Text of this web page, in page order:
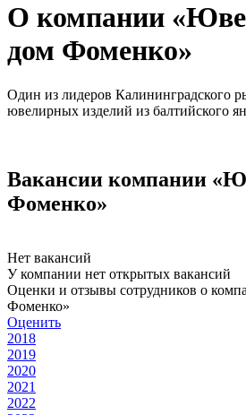
О компании
дом Фоменко»
Один из лидеров Калининградского
ювелирных изделий из балтийского
Вакансии компании
Фоменко»
Нет вакансий
У компании нет открытых вакансий
Оценки и отзывы сотрудников о
Фоменко»
Оценить
2018
2019
2020
2021
2022